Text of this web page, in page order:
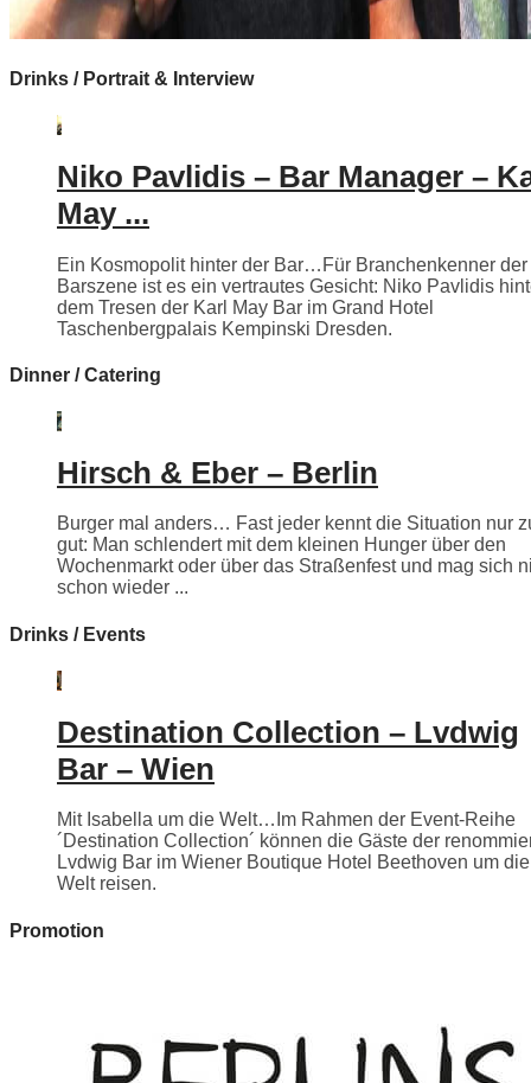
Drinks / Portrait & Interview
Niko Pavlidis – Bar Manager –
May ...
Ein Kosmopolit hinter der Bar…Für Branchenkenner der
Barszene ist es ein vertrautes Gesicht: Niko Pavlidis
dem Tresen der Karl May Bar im Grand Hotel
Taschenbergpalais Kempinski Dresden.
Dinner / Catering
Hirsch & Eber – Berlin
Burger mal anders… Fast jeder kennt die Situation nur
gut: Man schlendert mit dem kleinen Hunger über den
Wochenmarkt oder über das Straßenfest und mag sich
schon wieder ...
Drinks / Events
Destination Collection – Lvdwig
Bar – Wien
Mit Isabella um die Welt…Im Rahmen der Event-Reihe
´Destination Collection´ können die Gäste der
Lvdwig Bar im Wiener Boutique Hotel Beethoven um die
Welt reisen.
Promotion